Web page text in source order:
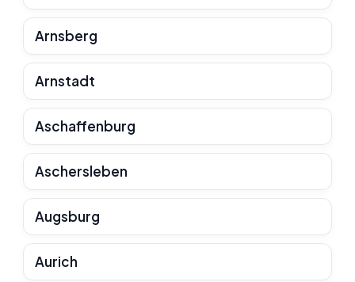
Arnsberg
Arnstadt
Aschaffenburg
Aschersleben
Augsburg
Aurich